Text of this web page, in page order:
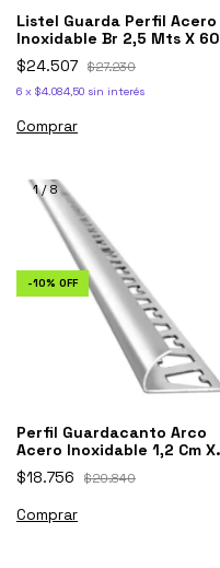
Listel Guarda Perfil Acero
Inoxidable Br 2,5 Mts X 60
Mm 1ra
$24.507 $27.230
6 x $4.084,50 sin interés
Comprar
1/8
-10% OFF
Perfil Guardacanto Arco
Acero Inoxidable 1,2 Cm X
2,5 Mts
$18.756 $20.840
Comprar